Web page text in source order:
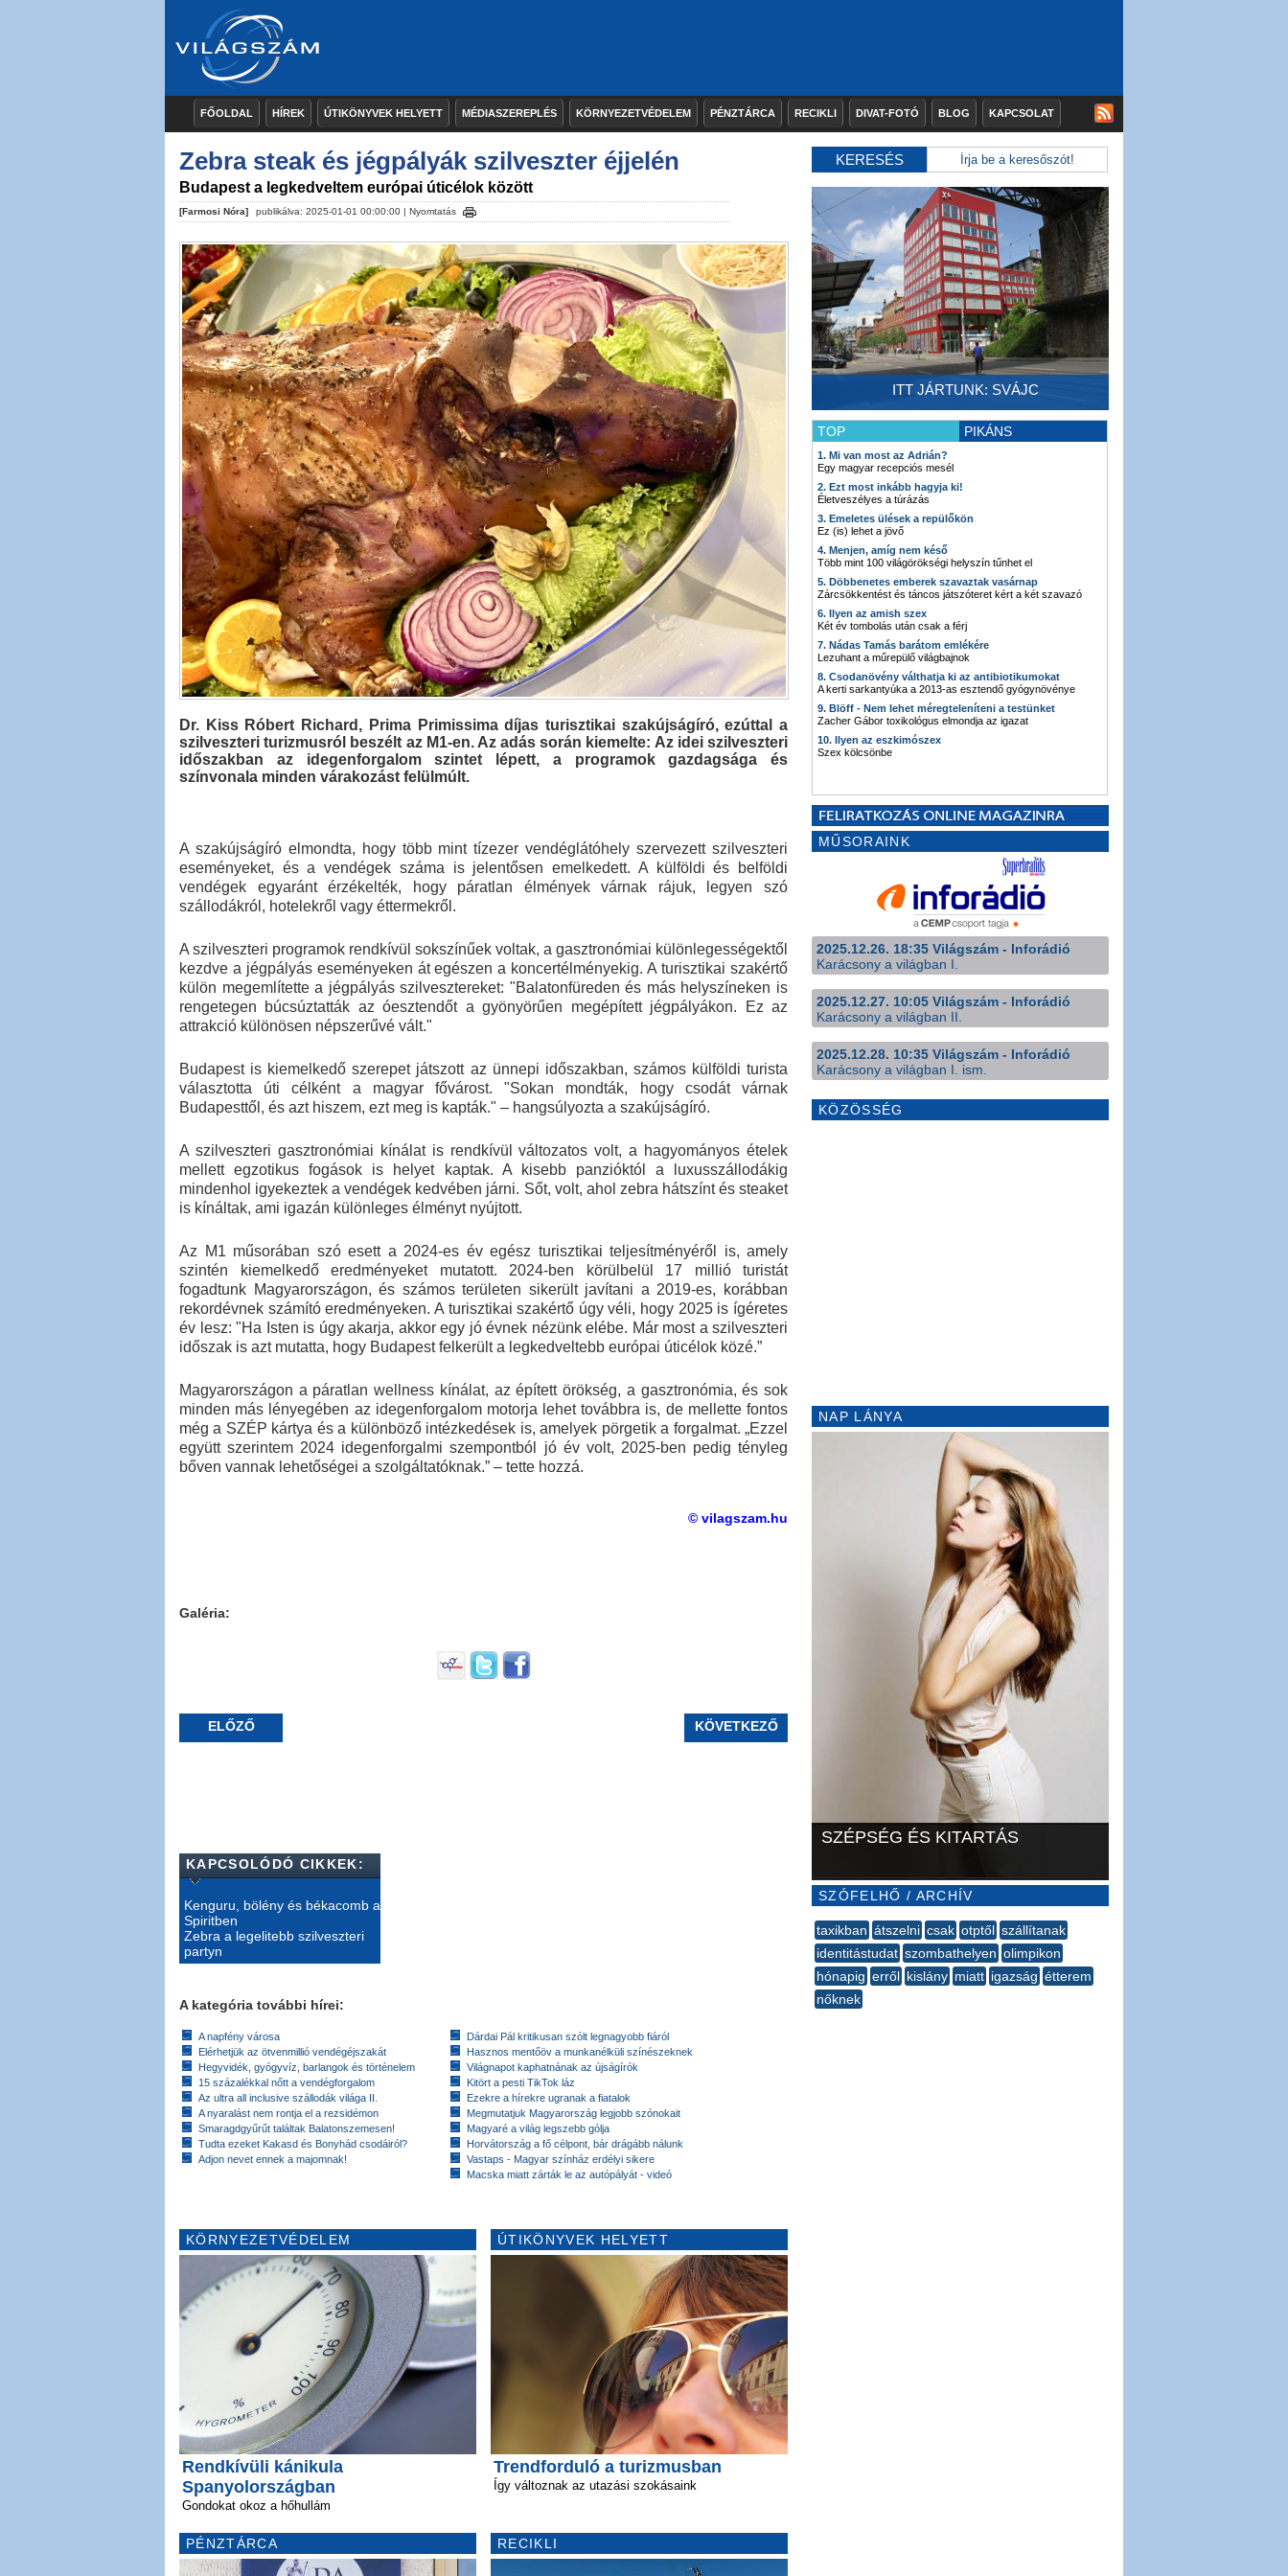
FŐOLDAL HÍREK ÚTIKÖNYVEK HELYETT MÉDIASZEREPLÉS KÖRNYEZETVÉDELEM PÉNZTÁRCA RECIKLI DIVAT-FOTÓ BLOG KAPCSOLAT
Zebra steak és jégpályák szilveszter éjjelén
Budapest a legkedveltem európai úticélok között
[Farmosi Nóra] publikálva: 2025-01-01 00:00:00 | Nyomtatás
Dr. Kiss Róbert Richard, Prima Primissima díjas turisztikai szakújságíró, ezúttal a
szilveszteri turizmusról beszélt az M1-en. Az adás során kiemelte: Az idei szilveszteri
időszakban az idegenforgalom szintet lépett, a programok gazdagsága és
színvonala minden várakozást felülmúlt.
A szakújságíró elmondta, hogy több mint tízezer vendéglátóhely szervezett szilveszteri
eseményeket, és a vendégek száma is jelentősen emelkedett. A külföldi és belföldi
vendégek egyaránt érzékelték, hogy páratlan élmények várnak rájuk, legyen szó
szállodákról, hotelekről vagy éttermekről.
A szilveszteri programok rendkívül sokszínűek voltak, a gasztronómiai különlegességektől
kezdve a jégpályás eseményeken át egészen a koncertélményekig. A turisztikai szakértő
külön megemlítette a jégpályás szilvesztereket: "Balatonfüreden és más helyszíneken is
rengetegen búcsúztatták az óesztendőt a gyönyörűen megépített jégpályákon. Ez az
attrakció különösen népszerűvé vált."
Budapest is kiemelkedő szerepet játszott az ünnepi időszakban, számos külföldi turista
választotta úti célként a magyar fővárost. "Sokan mondták, hogy csodát várnak
Budapesttől, és azt hiszem, ezt meg is kapták." – hangsúlyozta a szakújságíró.
A szilveszteri gasztronómiai kínálat is rendkívül változatos volt, a hagyományos ételek
mellett egzotikus fogások is helyet kaptak. A kisebb panzióktól a luxusszállodákig
mindenhol igyekeztek a vendégek kedvében járni. Sőt, volt, ahol zebra hátszínt és steaket
is kínáltak, ami igazán különleges élményt nyújtott.
Az M1 műsorában szó esett a 2024-es év egész turisztikai teljesítményéről is, amely
szintén kiemelkedő eredményeket mutatott. 2024-ben körülbelül 17 millió turistát
fogadtunk Magyarországon, és számos területen sikerült javítani a 2019-es, korábban
rekordévnek számító eredményeken. A turisztikai szakértő úgy véli, hogy 2025 is ígéretes
év lesz: "Ha Isten is úgy akarja, akkor egy jó évnek nézünk elébe. Már most a szilveszteri
időszak is azt mutatta, hogy Budapest felkerült a legkedveltebb európai úticélok közé.”
Magyarországon a páratlan wellness kínálat, az épített örökség, a gasztronómia, és sok
minden más lényegében az idegenforgalom motorja lehet továbbra is, de mellette fontos
még a SZÉP kártya és a különböző intézkedések is, amelyek pörgetik a forgalmat. „Ezzel
együtt szerintem 2024 idegenforgalmi szempontból jó év volt, 2025-ben pedig tényleg
bőven vannak lehetőségei a szolgáltatóknak.” – tette hozzá.
© vilagszam.hu
Galéria:
ELŐZŐ KÖVETKEZŐ
KAPCSOLÓDÓ CIKKEK:
Kenguru, bölény és békacomb a
Spiritben
Zebra a legelitebb szilveszteri
partyn
A kategória további hírei:
A napfény városa
Elérhetjük az ötvenmillió vendégéjszakát
Hegyvidék, gyógyvíz, barlangok és történelem
15 százalékkal nőtt a vendégforgalom
Az ultra all inclusive szállodák világa II.
A nyaralást nem rontja el a rezsidémon
Smaragdgyűrűt találtak Balatonszemesen!
Tudta ezeket Kakasd és Bonyhád csodáiról?
Adjon nevet ennek a majomnak!
Dárdai Pál kritikusan szólt legnagyobb fiáról
Hasznos mentőöv a munkanélküli színészeknek
Világnapot kaphatnának az újságírók
Kitört a pesti TikTok láz
Ezekre a hírekre ugranak a fiatalok
Megmutatjuk Magyarország legjobb szónokait
Magyaré a világ legszebb gólja
Horvátország a fő célpont, bár drágább nálunk
Vastaps - Magyar színház erdélyi sikere
Macska miatt zárták le az autópályát - videó
KÖRNYEZETVÉDELEM
Rendkívüli kánikula
Spanyolországban
Gondokat okoz a hőhullám
PÉNZTÁRCA
ÚTIKÖNYVEK HELYETT
Trendforduló a turizmusban
Így változnak az utazási szokásaink
RECIKLI
KERESÉS
ITT JÁRTUNK: SVÁJC
TOP PIKÁNS
1. Mi van most az Adrián?
Egy magyar recepciós mesél
2. Ezt most inkább hagyja ki!
Életveszélyes a túrázás
3. Emeletes ülések a repülőkön
Ez (is) lehet a jövő
4. Menjen, amíg nem késő
Több mint 100 világörökségi helyszín tűnhet el
5. Döbbenetes emberek szavaztak vasárnap
Zárcsökkentést és táncos játszóteret kért a két szavazó
6. Ilyen az amish szex
Két év tombolás után csak a férj
7. Nádas Tamás barátom emlékére
Lezuhant a műrepülő világbajnok
8. Csodanövény válthatja ki az antibiotikumokat
A kerti sarkantyúka a 2013-as esztendő gyógynövénye
9. Blöff - Nem lehet méregteleníteni a testünket
Zacher Gábor toxikológus elmondja az igazat
10. Ilyen az eszkimószex
Szex kölcsönbe
MŰSORAINK
2025.12.26. 18:35 Világszám - Inforádió
Karácsony a világban I.
2025.12.27. 10:05 Világszám - Inforádió
Karácsony a világban II.
2025.12.28. 10:35 Világszám - Inforádió
Karácsony a világban I. ism.
KÖZÖSSÉG
NAP LÁNYA
SZÉPSÉG ÉS KITARTÁS
SZÓFELHŐ / ARCHÍV
taxikban átszelni csak otptől szállítanak
identitástudat szombathelyen olimpikon
hónapig erről kislány miatt igazság étterem
nőknek